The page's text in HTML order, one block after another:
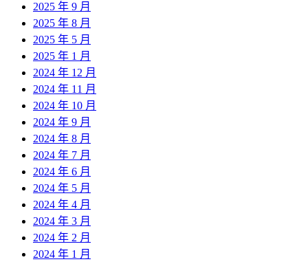
2025 年 9 月
2025 年 8 月
2025 年 5 月
2025 年 1 月
2024 年 12 月
2024 年 11 月
2024 年 10 月
2024 年 9 月
2024 年 8 月
2024 年 7 月
2024 年 6 月
2024 年 5 月
2024 年 4 月
2024 年 3 月
2024 年 2 月
2024 年 1 月